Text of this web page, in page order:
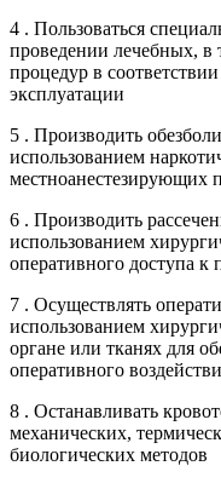
4 . Пользоваться
проведении лечебных, в
процедур в
эксплуатации
5 . Производить
использованием
местноанестезирующих
6 . Производить
использованием
оперативного доступа
7 . Осуществлять
использованием
органе или тканях для
оперативного
8 . Останавливать
механических,
биологических методов